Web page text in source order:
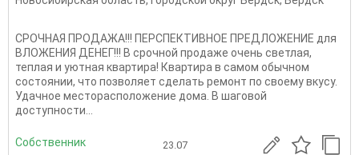
СРОЧНАЯ ПРОДАЖА!!! ПЕРСПЕКТИВНОЕ ПРЕДЛОЖЕНИЕ для
ВЛОЖЕНИЯ ДЕНЕГ!!! В срочной продаже очень светлая,
теплая и уютная квартира! Квартира в самом обычном
состоянии, что позволяет сделать ремонт по своему вкусу.
Удачное месторасположение дома. В шаговой
доступности...
Собственник 23.07